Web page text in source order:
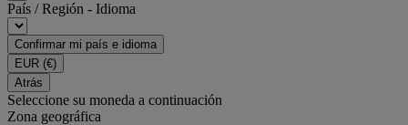
País / Región - Idioma
Confirmar mi país e idioma
EUR (€)
Atrás
Seleccione su moneda a continuación
Zona geográfica